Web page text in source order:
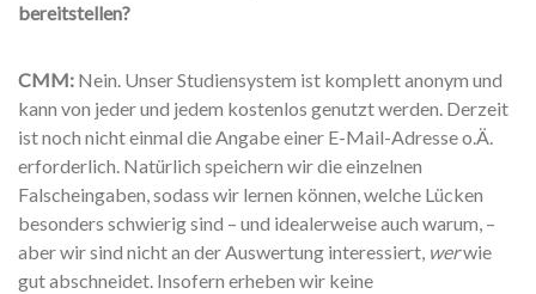
bereitstellen?
CMM: Nein. Unser Studiensystem ist komplett anonym und
kann von jeder und jedem kostenlos genutzt werden. Derzeit
ist noch nicht einmal die Angabe einer E-Mail-Adresse o.Ä.
erforderlich. Natürlich speichern wir die einzelnen
Falscheingaben, sodass wir lernen können, welche Lücken
besonders schwierig sind – und idealerweise auch warum, –
aber wir sind nicht an der Auswertung interessiert, werwie
gut abschneidet. Insofern erheben wir keine